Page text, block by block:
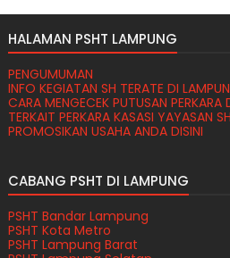
HALAMAN PSHT LAMPUNG
PENGUMUMAN
INFO KEGIATAN SH TERATE DI
CARA MENGECEK PUTUSAN
TERKAIT PERKARA KASASI YAYASAN
PROMOSIKAN USAHA ANDA DISINI
CABANG PSHT DI LAMPUNG
PSHT Bandar Lampung
PSHT Kota Metro
PSHT Lampung Barat